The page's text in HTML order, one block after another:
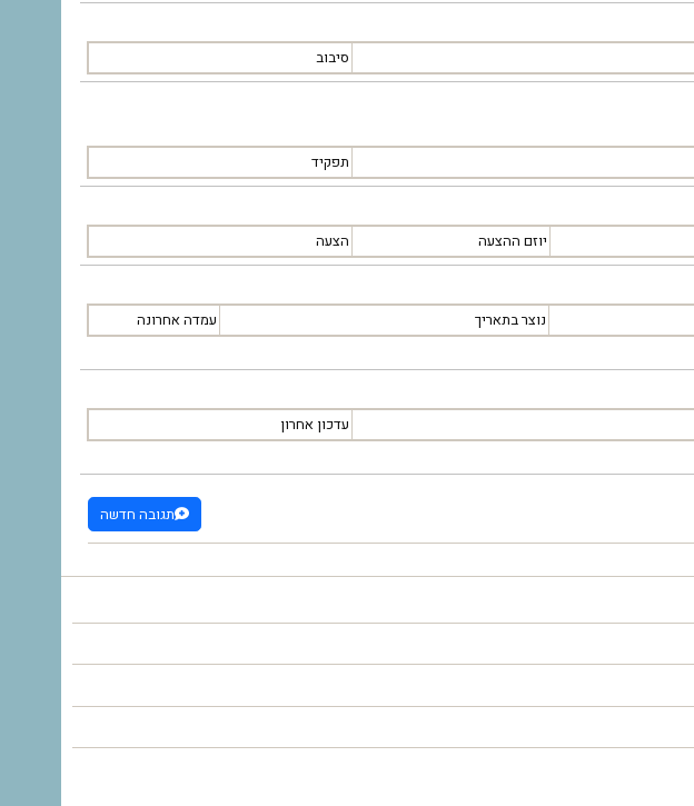
סיבוב
תפקיד
יוזם ההצעה הצעה
נוצר בתאריך עמדה אחרונה
עדכון אחרון
תגובה חדשה